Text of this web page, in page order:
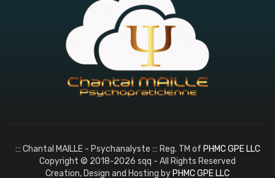
::: Chantal MAILLE - Psychanalyste ::: Reg. TM of PHMC GPE LLC
Copyright © 2018-2026 sqq - All Rights Reserved
Creation, Design and Hosting by PHMC GPE LLC